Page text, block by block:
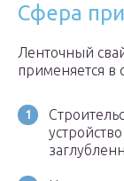
Сфера
Ленточный
применяется в